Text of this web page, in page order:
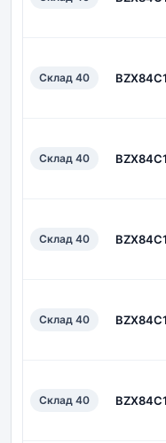
Склад 40
Склад 40
Склад 40
Склад 40
Склад 40